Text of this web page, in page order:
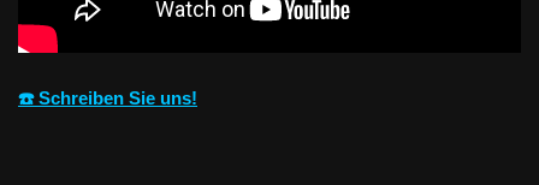
☎️ Schreiben Sie uns!